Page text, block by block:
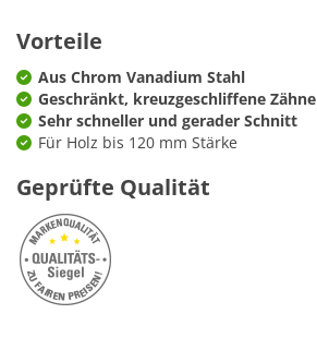
Vorteile
Aus Chrom Vanadium Stahl
Geschränkt, kreuzgeschliffene Zähne
Sehr schneller und gerader Schnitt
Für Holz bis 120 mm Stärke
Geprüfte Qualität